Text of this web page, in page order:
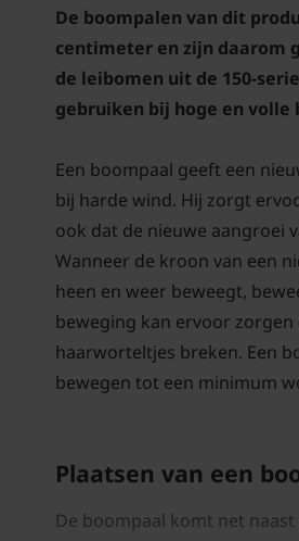
De boompalen van dit
centimeter en zijn daarom
de leibomen uit de 150-
gebruiken bij hoge en
Een boompaal geeft een
bij harde wind. Hij zorgt
ook dat de nieuwe aangroei
Wanneer de kroon van een
heen en weer beweegt,
beweging kan ervoor
haarworteltjes breken. Een
bewegen tot een minimum
Plaatsen van een
De boompaal komt net